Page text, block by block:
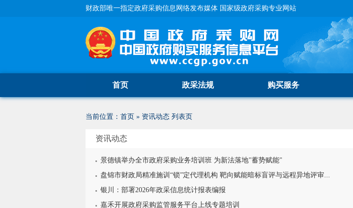
财政部唯一指定政府采购信息网络发布媒体 国家级政府采购专业网站
首页 政采法规 购买服务
当前位置： 首页 » 资讯动态 列表页
资讯动态
景德镇举办全市政府采购业务培训班 为新法落地"蓄势赋能"
盘锦市财政局精准施训“锁”定代理机构 靶向赋能暗标盲评与远程异地评审...
银川：部署2026年政采信息统计报表编报
嘉禾开展政府采购监管服务平台上线专题培训